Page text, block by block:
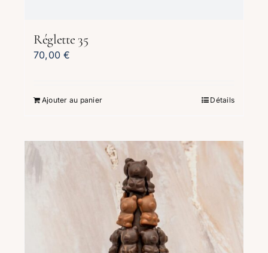
Réglette 35
70,00€
Ajouter au panier Détails